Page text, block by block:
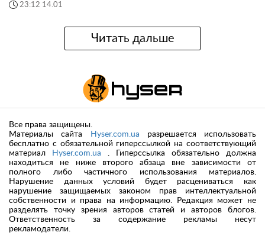
23:12 14.01
Читать дальше
Все права защищены.
Материалы сайта
Hyser.com.ua разрешается использовать
бесплатно с обязательной гиперссылкой на соответствующий
материал
Hyser.com.ua . Гиперссылка обязательно должна
находиться не ниже второго абзаца вне зависимости от
полного либо частичного использования материалов.
Нарушение данных условий будет расцениваться как
нарушение защищаемых законом прав интеллектуальной
собственности и права на информацию. Редакция может не
разделять точку зрения авторов статей и авторов блогов.
Ответственность за содержание рекламы несут
рекламодатели.